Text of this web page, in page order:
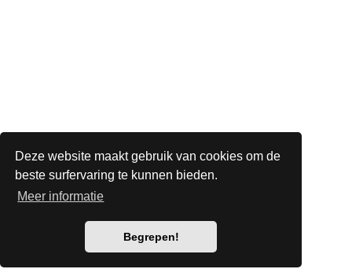
Deze website maakt gebruik van cookies om de
beste surfervaring te kunnen bieden.
Meer informatie
Begrepen!